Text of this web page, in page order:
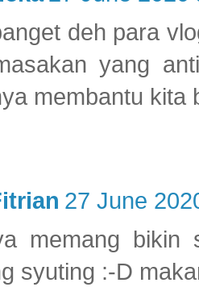
deh para
yang
membantu kita
27 June
memang
syuting :-D